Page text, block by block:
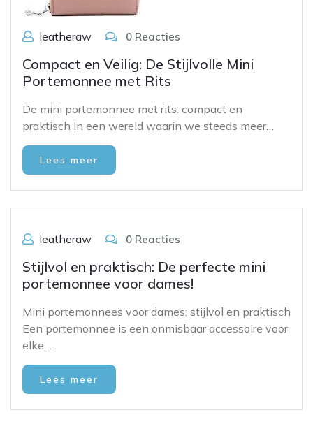
leatheraw 0 Reacties
Compact en Veilig: De Stijlvolle Mini
Portemonnee met Rits
De mini portemonnee met rits: compact en
praktisch In een wereld waarin we steeds meer…
Lees meer
leatheraw 0 Reacties
Stijlvol en praktisch: De perfecte mini
portemonnee voor dames!
Mini portemonnees voor dames: stijlvol en praktisch
Een portemonnee is een onmisbaar accessoire voor
elke…
Lees meer